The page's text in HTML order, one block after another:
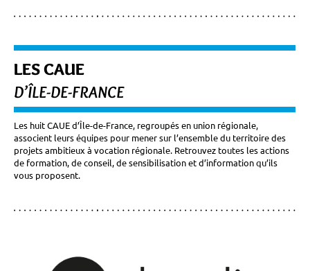
LES CAUE
D’ÎLE-DE-FRANCE
Les huit CAUE d’Île-de-France, regroupés en union régionale,
associent leurs équipes pour mener sur l’ensemble du territoire des
projets ambitieux à vocation régionale. Retrouvez toutes les actions
de formation, de conseil, de sensibilisation et d’information qu’ils
vous proposent.